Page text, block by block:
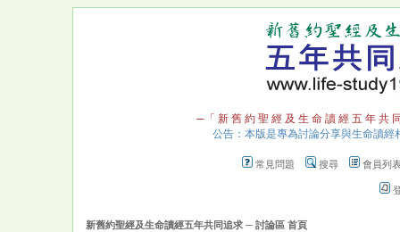
─「 新 舊 約 聖 經 及 生 命 讀 經 五 年 共
公告：本版是專為討論分享與生命讀
常見問題 搜尋 會員列
新舊約聖經及生命讀經五年共同追求 ─ 討論區 首頁